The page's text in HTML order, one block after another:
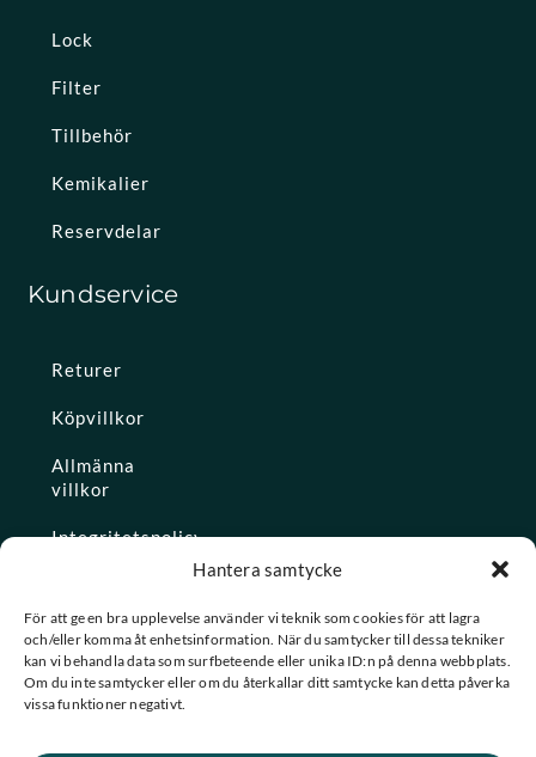
Hantera samtycke
För att ge en bra upplevelse använder vi teknik som cookies för att lagra
och/eller komma åt enhetsinformation. När du samtycker till dessa tekniker
kan vi behandla data som surfbeteende eller unika ID:n på denna webbplats.
Om du inte samtycker eller om du återkallar ditt samtycke kan detta påverka
vissa funktioner negativt.
Lock
Filter
Tillbehör
Kemikalier
Reservdelar
Kundservice
Returer
Köpvillkor
Allmänna
villkor
Integritetspolicy
Konto